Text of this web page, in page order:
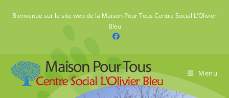
Bienvenue sur le site web de la Maison Pour Tous Centre Social L'Olivier
Bleu
Menu